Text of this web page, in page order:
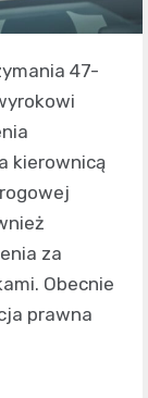
47-
kierownicą
za
Obecnie
prawna